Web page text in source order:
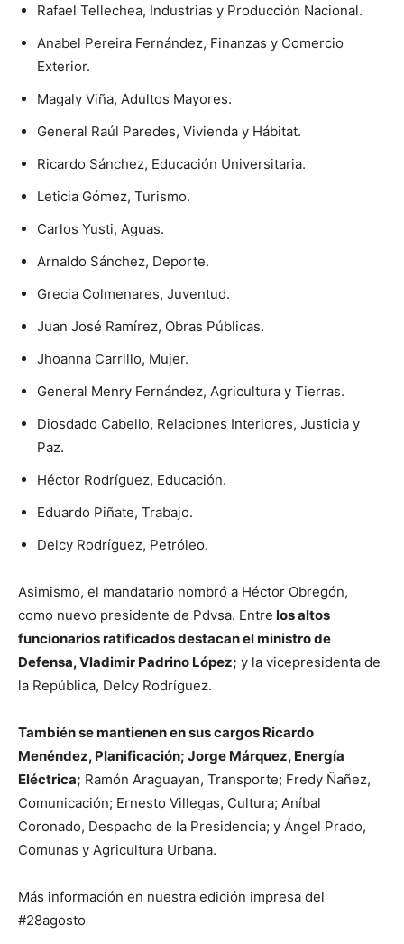
Rafael Tellechea, Industrias y Producción Nacional.
Anabel Pereira Fernández, Finanzas y Comercio
Exterior.
Magaly Viña, Adultos Mayores.
General Raúl Paredes, Vivienda y Hábitat.
Ricardo Sánchez, Educación Universitaria.
Leticia Gómez, Turismo.
Carlos Yusti, Aguas.
Arnaldo Sánchez, Deporte.
Grecia Colmenares, Juventud.
Juan José Ramírez, Obras Públicas.
Jhoanna Carrillo, Mujer.
General Menry Fernández, Agricultura y Tierras.
Diosdado Cabello, Relaciones Interiores, Justicia y
Paz.
Héctor Rodríguez, Educación.
Eduardo Piñate, Trabajo.
Delcy Rodríguez, Petróleo.
Asimismo, el mandatario nombró a Héctor Obregón,
como nuevo presidente de Pdvsa. Entre los altos
funcionarios ratificados destacan el ministro de
Defensa, Vladimir Padrino López; y la vicepresidenta de
la República, Delcy Rodríguez.
También se mantienen en sus cargos Ricardo
Menéndez, Planificación; Jorge Márquez, Energía
Eléctrica; Ramón Araguayan, Transporte; Fredy Ñañez,
Comunicación; Ernesto Villegas, Cultura; Aníbal
Coronado, Despacho de la Presidencia; y Ángel Prado,
Comunas y Agricultura Urbana.
Más información en nuestra edición impresa del
#28agosto